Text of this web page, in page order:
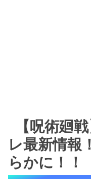
【呪術廻
レ最新情報
らかに！！